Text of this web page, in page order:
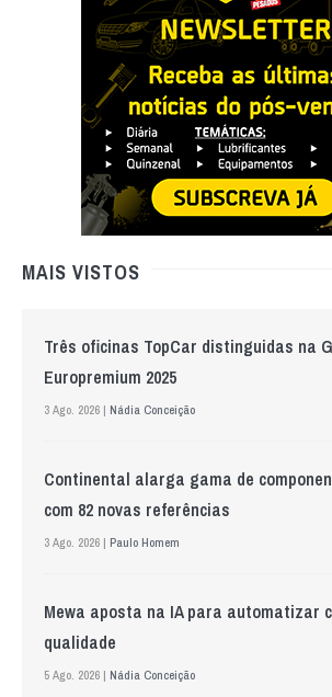
MAIS VISTOS
Três oficinas TopCar distinguidas na
Europremium 2025
3 Ago. 2026 | Nádia Conceição
Continental alarga gama de
com 82 novas referências
3 Ago. 2026 | Paulo Homem
Mewa aposta na IA para automatizar
qualidade
5 Ago. 2026 | Nádia Conceição